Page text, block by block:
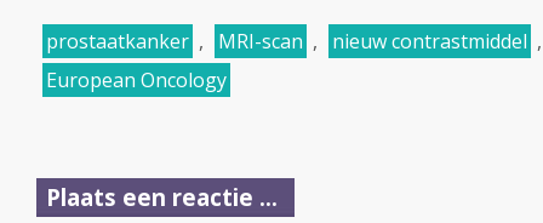
prostaatkanker , MRI-scan , nieuw contrastmiddel
European Oncology
Plaats een reactie ...